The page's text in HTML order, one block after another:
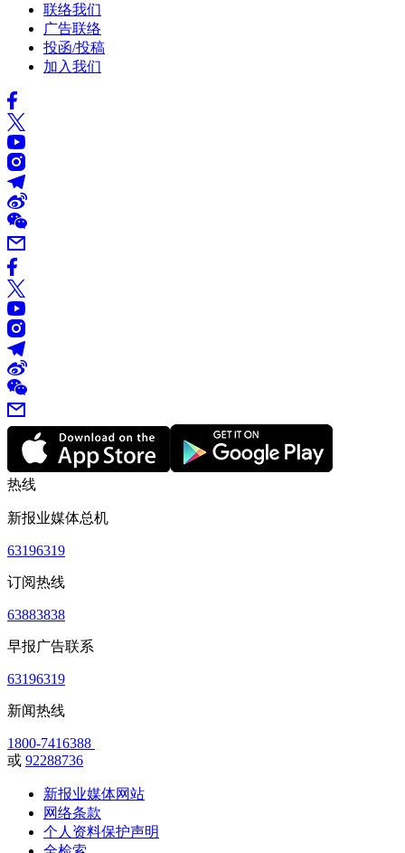
联络我们
广告联络
投函/投稿
加入我们
热线
新报业媒体总机
63196319
订阅热线
63883838
早报广告联系
63196319
新闻热线
1800-7416388
或 92288736
新报业媒体网站
网络条款
个人资料保护声明